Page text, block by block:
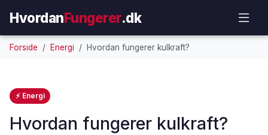
HvordanFungerer.dk
Forside Energi Hvordan fungerer kulkraft?
⚡ Energi
Hvordan fungerer kulkraft?